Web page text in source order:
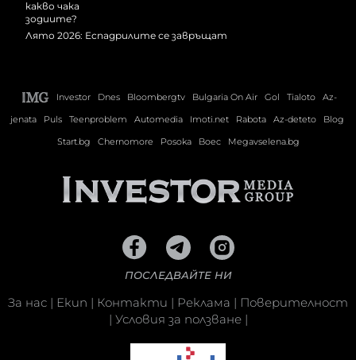
Лято 2026: Еспадрилите се завръщат
Investor Dnes Bloombergtv Bulgaria On Air Gol Tialoto
Az-
jenata
Puls Teenproblem Automedia Imoti.net Rabota Az-deteto
Blog
Start.bg
Chernomore Posoka Boec Megavselena.bg
ПОСЛЕДВАЙТЕ НИ
За нас | Екип | Контакти | Реклама | Поверителност
| Условия за ползване|